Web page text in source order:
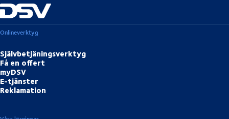
Onlineverktyg
Självbetjäningsverktyg
Få en offert
myDSV
E-tjänster
Reklamation